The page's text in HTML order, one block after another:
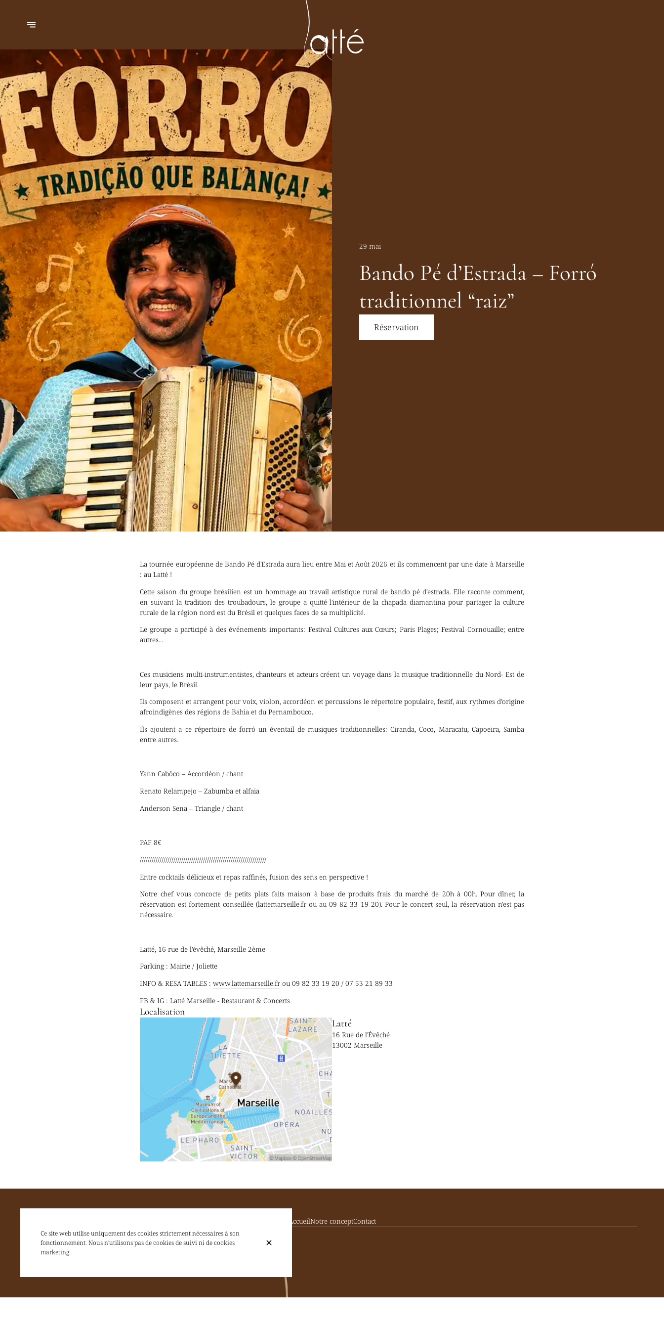
29 mai
Bando Pé d’Estrada – Forró
traditionnel “raiz”
Réservation
La tournée européenne de Bando Pé d'Estrada aura lieu entre Mai et Août 2026 et ils commencent par une date à Marseille
: au Latté !
Cette saison du groupe brésilien est un hommage au travail artistique rural de bando pé d'estrada. Elle raconte comment,
en suivant la tradition des troubadours, le groupe a quitté l'intérieur de la chapada diamantina pour partager la culture
rurale de la région nord est du Brésil et quelques faces de sa multiplicité.
Le groupe a participé à des événements importants: Festival Cultures aux Cœurs; Paris Plages; Festival Cornouaille; entre
autres...
Ces musiciens multi-instrumentistes, chanteurs et acteurs créent un voyage dans la musique traditionnelle du Nord- Est de
leur pays, le Brésil.
Ils composent et arrangent pour voix, violon, accordéon et percussions le répertoire populaire, festif, aux rythmes d’origine
afroindigènes des régions de Bahia et du Pernambouco.
Ils ajoutent a ce répertoire de forró un éventail de musiques traditionnelles: Ciranda, Coco, Maracatu, Capoeira, Samba
entre autres.
Yann Cabôco – Accordéon / chant
Renato Relampejo – Zabumba et alfaia
Anderson Sena – Triangle / chant
PAF 8€
////////////////////////////////////////////////////////////////
Entre cocktails délicieux et repas raffinés, fusion des sens en perspective !
Notre chef vous concocte de petits plats faits maison à base de produits frais du marché de 20h à 00h. Pour dîner, la
réservation est fortement conseillée (lattemarseille.frou au 09 82 33 19 20). Pour le concert seul, la réservation n'est pas
nécessaire.
Latté, 16 rue de l’évêché, Marseille 2ème
Parking : Mairie / Joliette
INFO & RESA TABLES :www.lattemarseille.fr ou 09 82 33 19 20 / 07 53 21 89 33
FB & IG : Latté Marseille - Restaurant & Concerts
Localisation
Latté
16 Rue de l'Évêché
13002 Marseille
AccueilNotre conceptContact
Ce site web utilise uniquement des cookies strictement nécessaires à son
fonctionnement. Nous n'utilisons pas de cookies de suivi ni de cookies
marketing.